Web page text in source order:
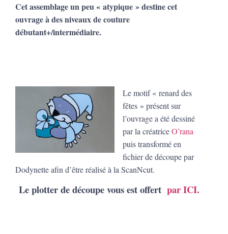
Cet assemblage un peu « atypique » destine cet
ouvrage à des niveaux de couture
débutant+/intermédiaire.
Le motif « renard des
fêtes » présent sur
l’ouvrage a été dessiné
par la créatriceO’rana
puis transformé en
fichier de découpe par
Dodynette afin d’être réalisé à la ScanNcut.
Le plotter de découpe vous est offertpar ICI.